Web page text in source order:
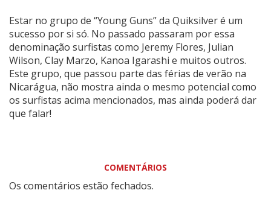
Estar no grupo de “Young Guns” da Quiksilver é um
sucesso por si só. No passado passaram por essa
denominação surfistas como Jeremy Flores, Julian
Wilson, Clay Marzo, Kanoa Igarashi e muitos outros.
Este grupo, que passou parte das férias de verão na
Nicarágua, não mostra ainda o mesmo potencial como
os surfistas acima mencionados, mas ainda poderá dar
que falar!
COMENTÁRIOS
Os comentários estão fechados.